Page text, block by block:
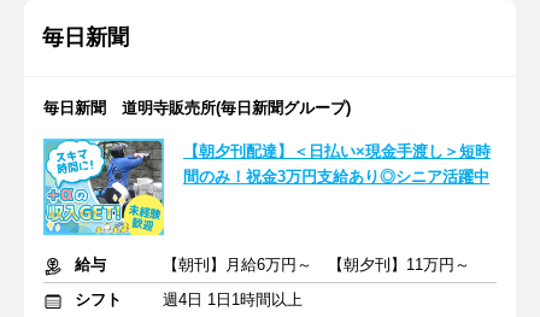
毎日新聞
毎日新聞 道明寺販売所(毎日新聞グループ)
【朝夕刊配達】＜日払い×現金手渡し＞短時
間のみ！祝金3万円支給あり◎シニア活躍中
給与
【朝刊】月給6万円～ 【朝夕刊】11万円～
シフト
週4日 1日1時間以上